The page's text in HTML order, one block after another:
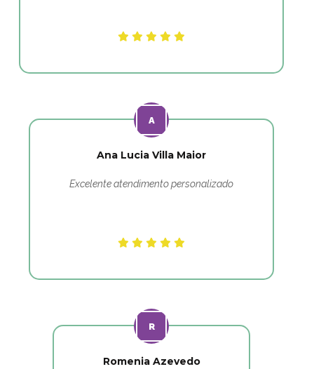
Ana Lucia Villa Maior
Excelente atendimento personalizado
Romenia Azevedo